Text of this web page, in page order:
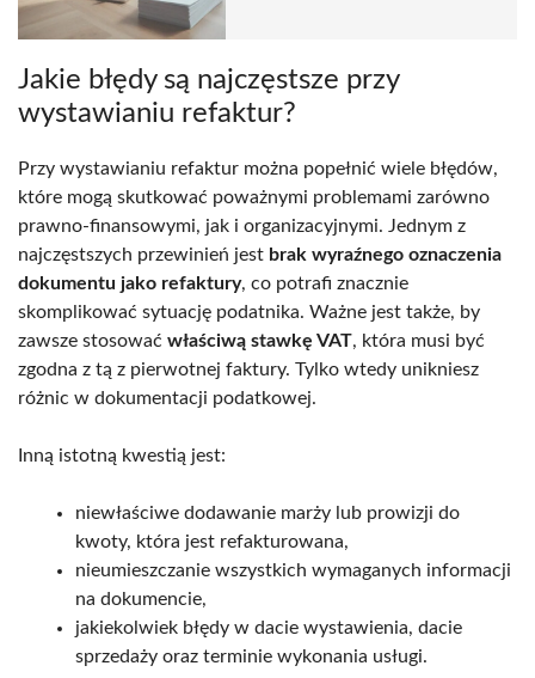
Jakie błędy są najczęstsze przy
wystawianiu refaktur?
Przy wystawianiu refaktur można popełnić wiele błędów,
które mogą skutkować poważnymi problemami zarówno
prawno-finansowymi, jak i organizacyjnymi. Jednym z
najczęstszych przewinień jest brak wyraźnego oznaczenia
dokumentu jako refaktury, co potrafi znacznie
skomplikować sytuację podatnika. Ważne jest także, by
zawsze stosować właściwą stawkę VAT, która musi być
zgodna z tą z pierwotnej faktury. Tylko wtedy unikniesz
różnic w dokumentacji podatkowej.
Inną istotną kwestią jest:
niewłaściwe dodawanie marży lub prowizji do
kwoty, która jest refakturowana,
nieumieszczanie wszystkich wymaganych informacji
na dokumencie,
jakiekolwiek błędy w dacie wystawienia, dacie
sprzedaży oraz terminie wykonania usługi.